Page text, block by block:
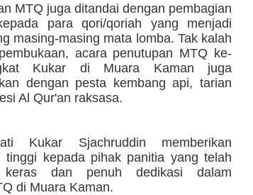
MTQ juga ditandai dengan pembagian
para qori/qoriah yang menjadi
masing-masing mata lomba. Tak kalah
acara penutupan MTQ ke-
Kukar di Muara Kaman juga
dengan pesta kembang api, tarian
Al Qur'an raksasa.
Kukar Sjachruddin memberikan
tinggi kepada pihak panitia yang telah
keras dan penuh dedikasi dalam
di Muara Kaman.